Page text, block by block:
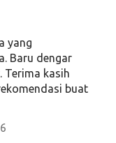
yang
Baru dengar
Terima kasih
buat